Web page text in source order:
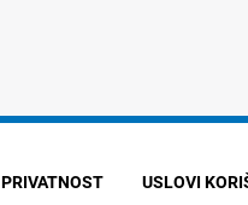
PRIVATNOST USLOVI